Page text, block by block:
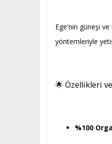
Ege'nin güneşi
yöntemleriyle
🌟 Özellikleri
%100